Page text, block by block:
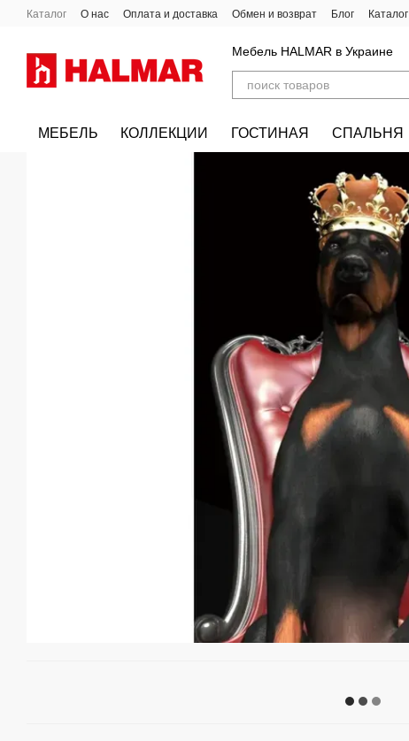
Перейти к основному контенту
Каталог О нас Оплата и доставка Обмен и возврат Блог Каталог
Мебель HALMAR в Украине
МЕБЕЛЬ КОЛЛЕКЦИИ ГОСТИНАЯ СПАЛЬНЯ